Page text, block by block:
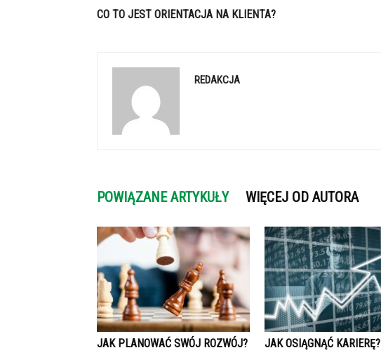
CO TO JEST ORIENTACJA NA KLIENTA?
REDAKCJA
POWIĄZANE ARTYKUŁY WIĘCEJ OD AUTORA
JAK PLANOWAĆ SWÓJ ROZWÓJ? JAK OSIĄGNĄĆ KARIERĘ?